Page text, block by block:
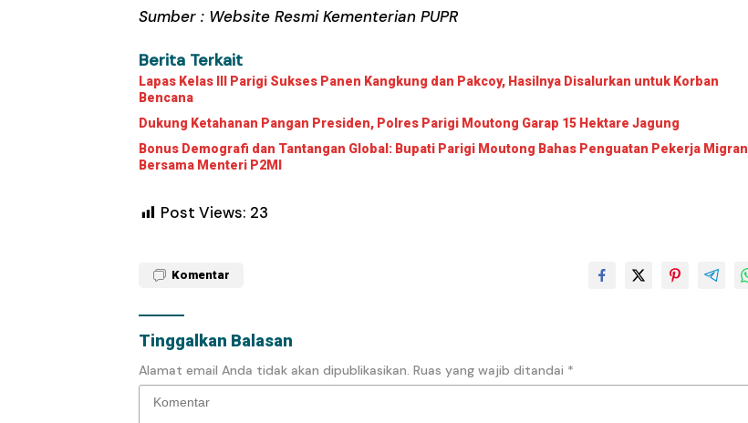
Sumber : Website Resmi Kementerian PUPR
Berita Terkait
Lapas Kelas III Parigi Sukses Panen Kangkung dan Pakcoy, Hasilnya Disalurkan untuk Korban
Bencana
Dukung Ketahanan Pangan Presiden, Polres Parigi Moutong Garap 15 Hektare Jagung
Bonus Demografi dan Tantangan Global: Bupati Parigi Moutong Bahas Penguatan Pekerja Migran
Bersama Menteri P2MI
Post Views: 23
Komentar
Tinggalkan Balasan
Alamat email Anda tidak akan dipublikasikan. Ruas yang wajib ditandai *